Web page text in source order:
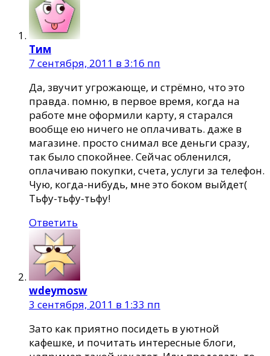
Тим
7 сентября, 2011 в 3:16 пп
Да, звучит угрожающе, и стрёмно, что это
правда. помню, в первое время, когда на
работе мне оформили карту, я старался
вообще ею ничего не оплачивать. даже в
магазине. просто снимал все деньги сразу,
так было спокойнее. Сейчас обленился,
оплачиваю покупки, счета, услуги за телефон.
Чую, когда-нибудь, мне это боком выйдет(
Тьфу-тьфу-тьфу!
Ответить
wdeymosw
3 сентября, 2011 в 1:33 пп
Зато как приятно посидеть в уютной
кафешке, и почитать интересные блоги,